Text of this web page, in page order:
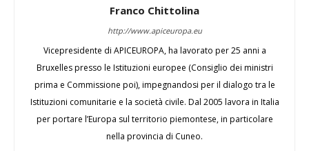
Franco Chittolina
http://www.apiceuropa.eu
Vicepresidente di APICEUROPA, ha lavorato per 25 anni a
Bruxelles presso le Istituzioni europee (Consiglio dei ministri
prima e Commissione poi), impegnandosi per il dialogo tra le
Istituzioni comunitarie e la società civile. Dal 2005 lavora in Italia
per portare l’Europa sul territorio piemontese, in particolare
nella provincia di Cuneo.